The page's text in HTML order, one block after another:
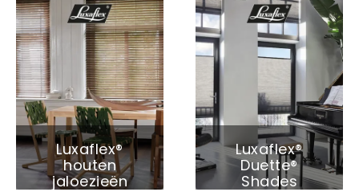
Luxaflex®
houten
jaloezieën
Luxaflex®
Duette®
Shades